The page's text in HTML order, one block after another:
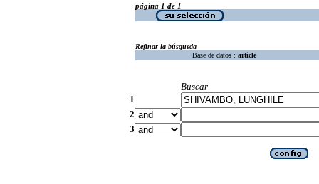
página 1 de 1
Refinar la búsqueda
Base de datos : article
Buscar
1
2
3